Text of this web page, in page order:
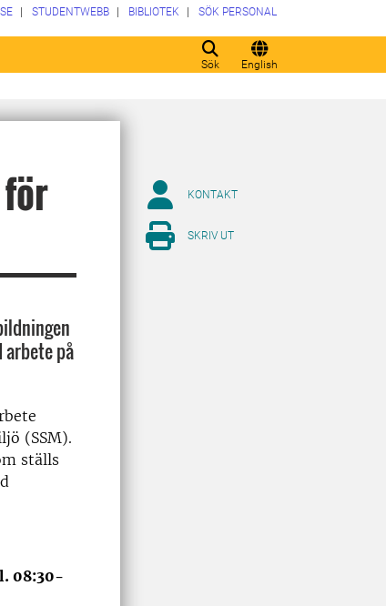
Sök English
STUDENTWEBB BIBLIOTEK SÖK PERSONAL
på
(SSM).
ställs
08:30-
KONTAKT
SKRIV UT